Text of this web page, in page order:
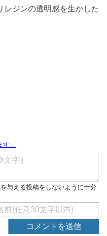
レジンの透明感を生かした